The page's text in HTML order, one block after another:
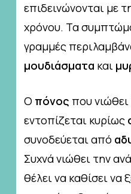
επιδεινώνονται με
χρόνου. Τα
γραμμές
μουδιάσματα και
Ο πόνος που
εντοπίζεται κυρίως
συνοδεύεται από
Συχνά νιώθει την
θέλει να καθίσει